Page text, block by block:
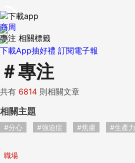
下載App抽好禮 訂閱電子報
商周
專注 相關標籤
＃專注
共有 6814 則相關文章
相關主題
#分心 #強迫症 #焦慮 #生產力
職場